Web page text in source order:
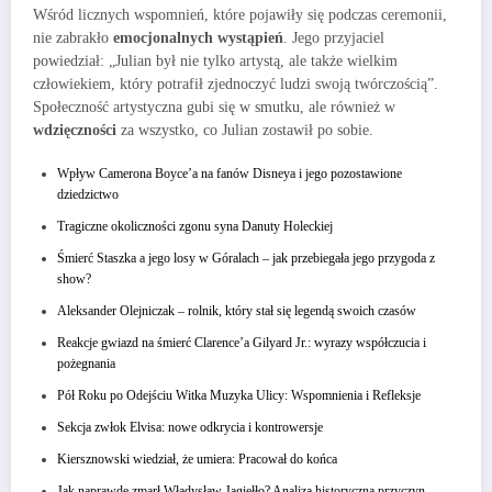
Wśród licznych wspomnień, które pojawiły się podczas ceremonii,
nie zabrakło emocjonalnych wystąpień. Jego przyjaciel
powiedział: „Julian był nie tylko artystą, ale także wielkim
człowiekiem, który potrafił zjednoczyć ludzi swoją twórczością”.
Społeczność artystyczna gubi się w smutku, ale również w
wdzięczności za wszystko, co Julian zostawił po sobie.
Wpływ Camerona Boyce’a na fanów Disneya i jego pozostawione
dziedzictwo
Tragiczne okoliczności zgonu syna Danuty Holeckiej
Śmierć Staszka a jego losy w Góralach – jak przebiegała jego przygoda z
show?
Aleksander Olejniczak – rolnik, który stał się legendą swoich czasów
Reakcje gwiazd na śmierć Clarence’a Gilyard Jr.: wyrazy współczucia i
pożegnania
Pół Roku po Odejściu Witka Muzyka Ulicy: Wspomnienia i Refleksje
Sekcja zwłok Elvisa: nowe odkrycia i kontrowersje
Kiersznowski wiedział, że umiera: Pracował do końca